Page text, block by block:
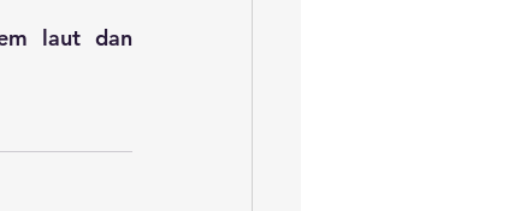
laut dan